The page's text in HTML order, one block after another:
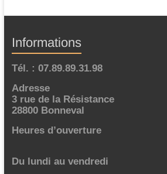
Informations
Tél. : 07.89.89.31.98
Adresse
3 rue de la Résistance
28800 Bonneval
Heures d’ouverture
Du lundi au vendredi